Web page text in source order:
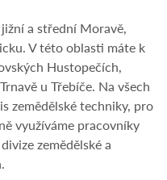
a střední Moravě,
V této oblasti máte k
Hustopečích,
u Třebíče. Na všech
zemědělské techniky, pro
využíváme pracovníky
zemědělské a